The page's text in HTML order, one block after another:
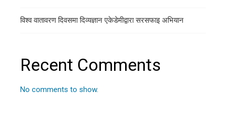
विश्व वातावरण दिवसमा दिव्यज्ञान एकेडेमीद्वारा सरसफाइ अभियान
Recent Comments
No comments to show.